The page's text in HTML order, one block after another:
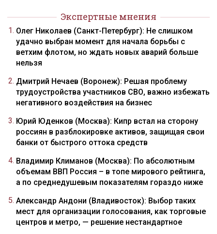
Экспертные мнения
Олег Николаев (Санкт-Петербург): Не слишком
удачно выбран момент для начала борьбы с
ветхим флотом, но ждать новых аварий больше
нельзя
Дмитрий Нечаев (Воронеж): Решая проблему
трудоустройства участников СВО, важно избежать
негативного воздействия на бизнес
Юрий Юденков (Москва): Кипр встал на сторону
россиян в разблокировке активов, защищая свои
банки от быстрого оттока средств
Владимир Климанов (Москва): По абсолютным
объемам ВВП Россия – в топе мирового рейтинга,
а по среднедушевым показателям гораздо ниже
Александр Андони (Владивосток): Выбор таких
мест для организации голосования, как торговые
центров и метро, — решение нестандартное